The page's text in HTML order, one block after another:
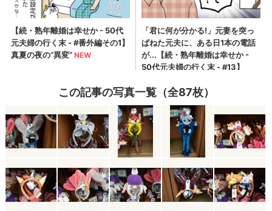
この記事の写真一覧（全87枚）